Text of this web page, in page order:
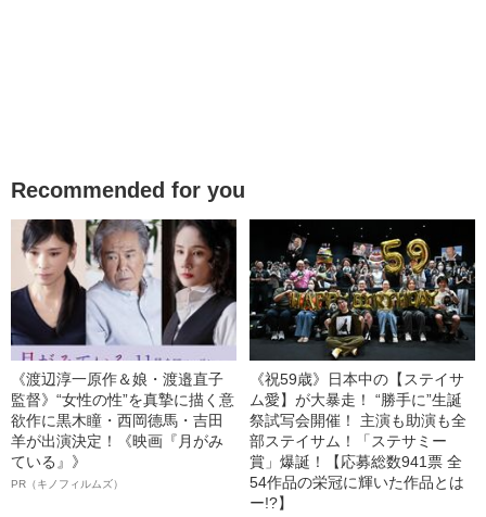
Recommended for you
《渡辺淳一原作＆娘・渡邉直子
監督》“女性の性”を真摯に描く意
欲作に黒木瞳・西岡德馬・吉田
羊が出演決定！《映画『月がみ
ている』》
PR（キノフィルムズ）
《祝59歳》日本中の【ステイサ
ム愛】が大暴走！ “勝手に”生誕
祭試写会開催！ 主演も助演も全
部ステイサム！「ステサミー
賞」爆誕！【応募総数941票 全
54作品の栄冠に輝いた作品とは
ー!?】